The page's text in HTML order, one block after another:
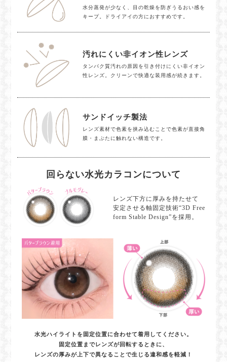
水分蒸発が少なく、目の乾燥を防ぎうるおい感を
キープ。ドライアイの方におすすめです。
汚れにくい非イオン性レンズ
タンパク質汚れの原因を引き付けにくい非イオン
性レンズ。クリーンで快適な装用感が続きます。
サンドイッチ製法
レンズ素材で色素を挟み込むことで色素が直接角
膜・まぶたに触れない構造です。
回らない水光カラコンについて
レンズ下方に厚みを持たせて
安定させる軸固定技術“3D Free
form Stable Design”を採用。
水光ハイライトを固定位置に合わせて着用してください。
固定位置までレンズが回転するときに、
レンズの厚みが上下で異なることで生じる違和感を軽減！